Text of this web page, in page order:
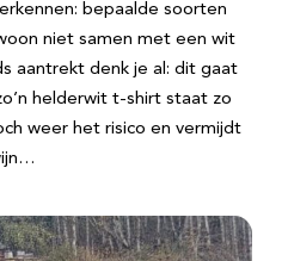
bepaalde soorten
niet samen met een wit
aantrekt denk je al: dit gaat
helderwit t-shirt staat zo
weer het risico en vermijdt